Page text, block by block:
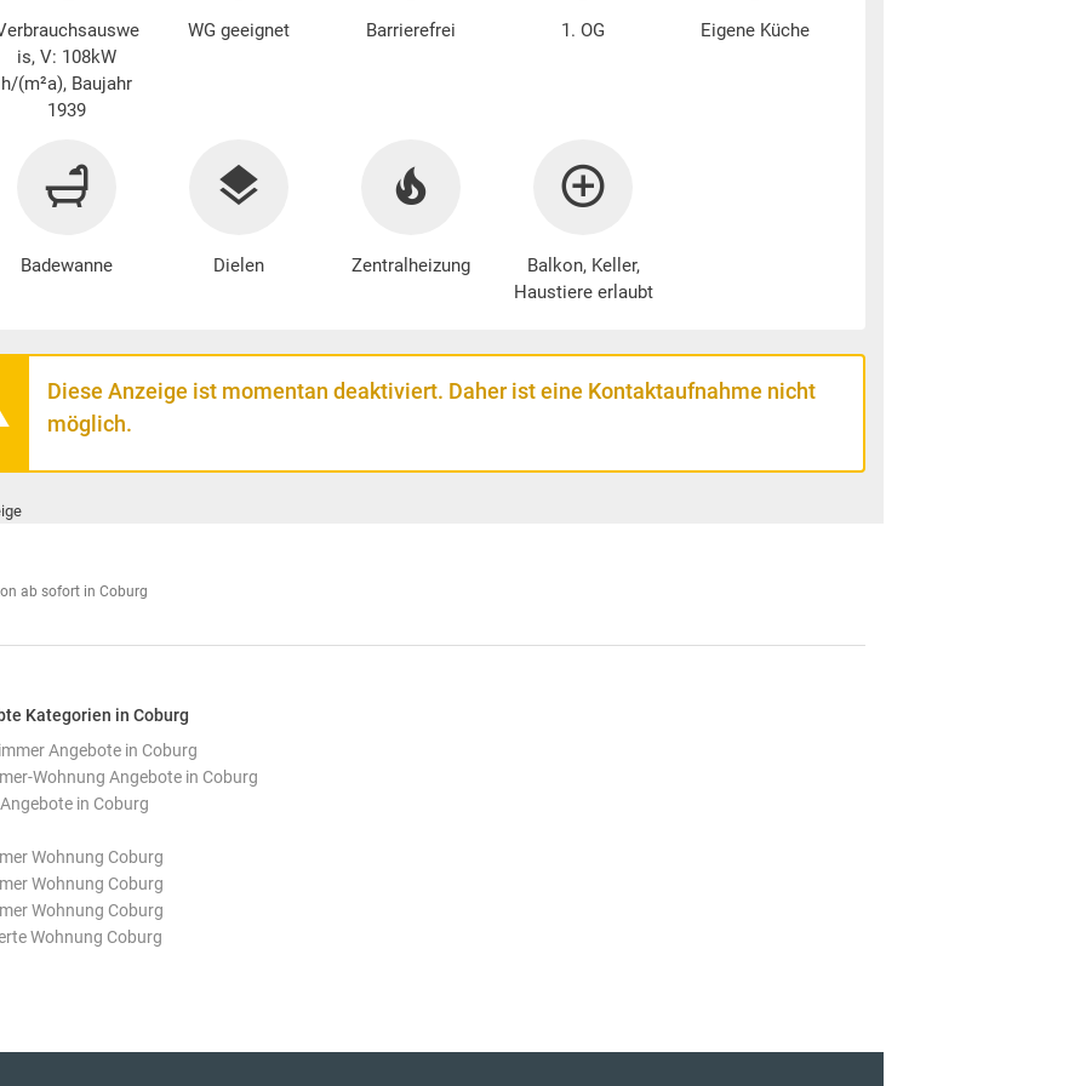
is, V: 108kW
h/(m²a), Baujahr
1939
WG geeignet Barrierefrei 1. OG Eigene Küche
Badewanne Dielen Zentralheizung
Balkon, Keller,
Haustiere erlaubt
Diese Anzeige ist momentan deaktiviert. Daher ist eine Kontaktaufnahme nicht
möglich.
ab sofort in Coburg
Kategorien in Coburg
Angebote in Coburg
Wohnung Angebote in Coburg
in Coburg
Wohnung Coburg
Wohnung Coburg
Wohnung Coburg
Wohnung Coburg